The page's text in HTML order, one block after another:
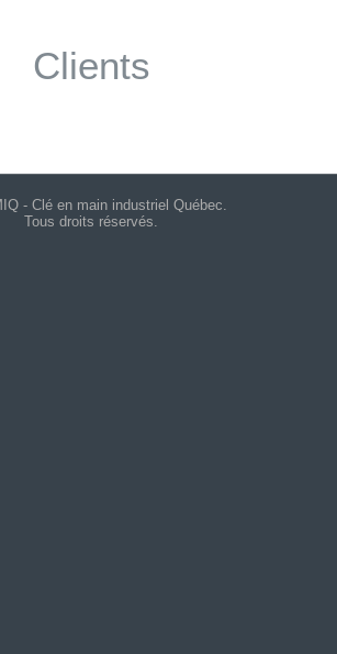
Clients
- Clé en main industriel Québec.
Tous droits réservés.